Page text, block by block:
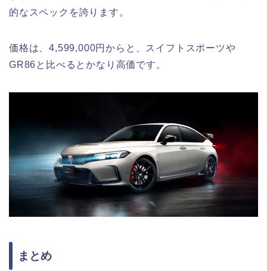
的なスペックを誇ります。
価格は、4,599,000円からと、スイフトスポーツや
GR86と比べるとかなり高価です。
まとめ